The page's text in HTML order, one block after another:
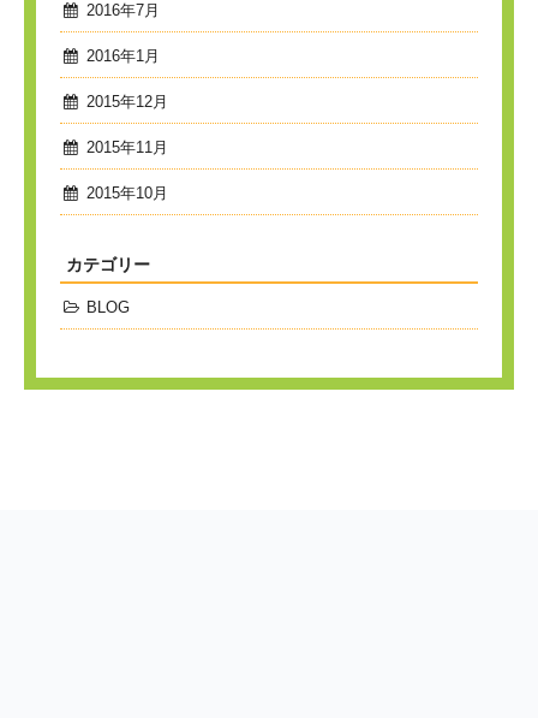
2016年7月
2016年1月
2015年12月
2015年11月
2015年10月
カテゴリー
BLOG